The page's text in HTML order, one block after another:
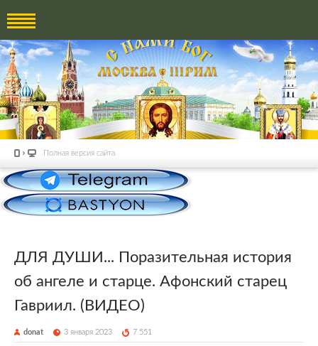
Полная версия сайта
ДЛЯ ДУШИ... Поразительная история
об ангеле и старце. Афонский старец
Гавриил. (ВИДЕО)
donat 3 января 2023 7 551